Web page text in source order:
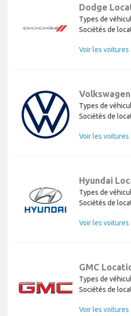
Dodge
Types de
Sociétés de
Voir les voitures
Types de
Sociétés de
Hyundai
Types de
Sociétés de
Voir les voitures
GMC
Types de
Sociétés de
Voir les voitures